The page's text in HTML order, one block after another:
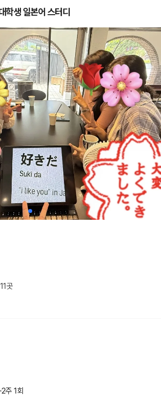
학생 일본어 스터디
곳
주 1회